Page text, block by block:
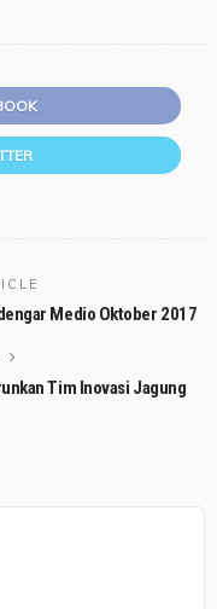
Medio Oktober 2017
Tim Inovasi Jagung